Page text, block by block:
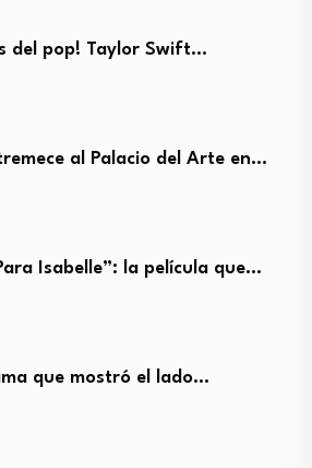
del pop! Taylor Swift…
al Palacio del Arte en…
Isabelle”: la película que…
que mostró el lado…